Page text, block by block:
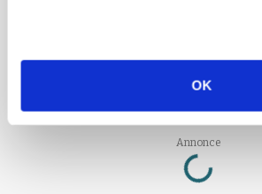
OK
Rådgiver om DB-Tjek: Små
Annonce
Loading...